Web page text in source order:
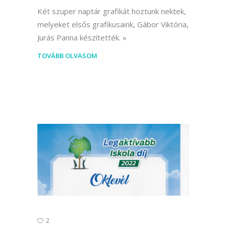
Két szuper naptár grafikát hoztunk nektek,
melyeket elsős grafikusaink, Gábor Viktória,
Jurás Panna készítették.
TOVÁBB OLVASOM
2